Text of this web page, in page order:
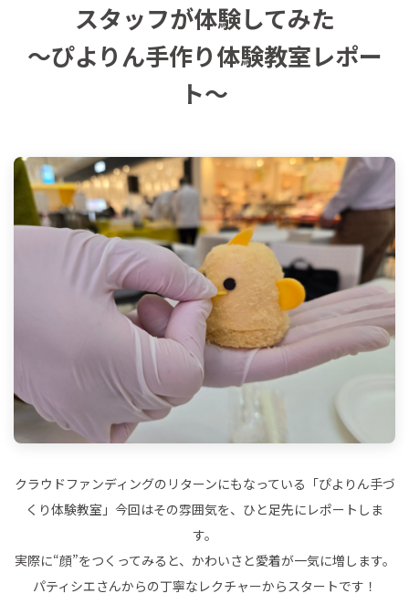
スタッフが体験してみた
～ぴよりん手作り体験教室レポー
ト～
クラウドファンディングのリターンにもなっている「ぴよりん手づ
くり体験教室」今回はその雰囲気を、ひと足先にレポートしま
す。
実際に“顔”をつくってみると、かわいさと愛着が一気に増します。
パティシエさんからの丁寧なレクチャーからスタートです！